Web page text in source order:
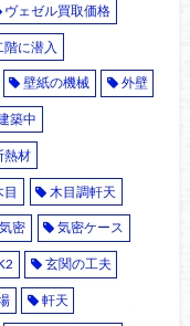
ヴェゼル買取価格
階に潜入
壁紙の機械 外壁
築中
熱材
目 木目調軒天
気密 気密ケース
玄関の工夫
軒天